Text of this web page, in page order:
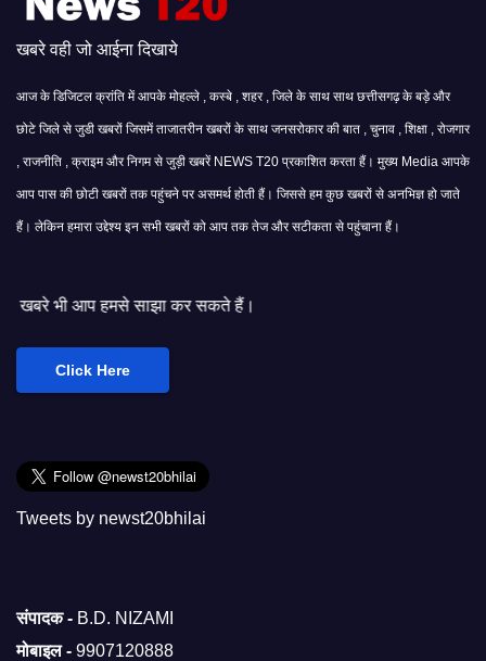
खबरे वही जो आईना दिखाये
आज के डिजिटल क्रांति में आपके मोहल्ले , कस्बे , शहर , जिले के साथ साथ छत्तीसगढ़ के बड़े और
छोटे जिले से जुडी खबरों जिसमें ताजातरीन खबरों के साथ जनसरोकार की बात , चुनाव , शिक्षा , रोजगार
, राजनीति , क्राइम और निगम से जुड़ी खबरें NEWS T20 प्रकाशित करता हैं। मुख्य Media आपके
आप पास की छोटी खबरों तक पहुंचने पर असमर्थ होती हैं। जिससे हम कुछ खबरों से अनभिज्ञ हो जाते
हैं। लेकिन हमारा उद्देश्य इन सभी खबरों को आप तक तेज और सटीकता से पहुंचाना हैं।
साझा कर सकते हैं।
Click Here
Tweets by newst20bhilai
संपादक - B.D. NIZAMI
मोबाइल - 9907120888